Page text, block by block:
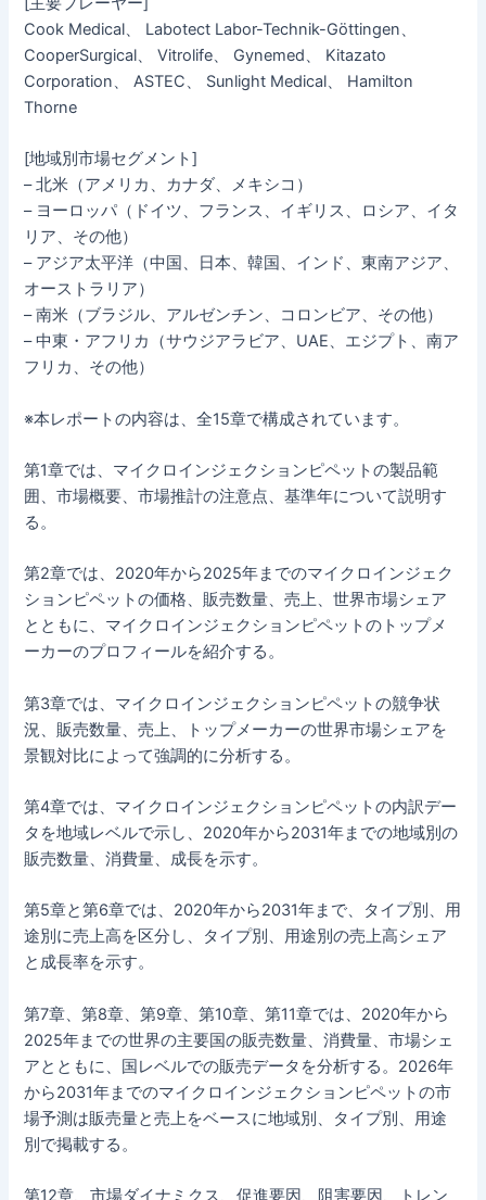
Cook Medical、 Labotect Labor-Technik-Göttingen、
CooperSurgical、 Vitrolife、 Gynemed、 Kitazato
Corporation、 ASTEC、 Sunlight Medical、 Hamilton
Thorne
[地域別市場セグメント]
– 北米（アメリカ、カナダ、メキシコ）
– ヨーロッパ（ドイツ、フランス、イギリス、ロシア、イタ
リア、その他）
– アジア太平洋（中国、日本、韓国、インド、東南アジア、
オーストラリア）
– 南米（ブラジル、アルゼンチン、コロンビア、その他）
– 中東・アフリカ（サウジアラビア、UAE、エジプト、南ア
フリカ、その他）
※本レポートの内容は、全15章で構成されています。
第1章では、マイクロインジェクションピペットの製品範
囲、市場概要、市場推計の注意点、基準年について説明す
る。
第2章では、2020年から2025年までのマイクロインジェク
ションピペットの価格、販売数量、売上、世界市場シェア
とともに、マイクロインジェクションピペットのトップメ
ーカーのプロフィールを紹介する。
第3章では、マイクロインジェクションピペットの競争状
況、販売数量、売上、トップメーカーの世界市場シェアを
景観対比によって強調的に分析する。
第4章では、マイクロインジェクションピペットの内訳デー
タを地域レベルで示し、2020年から2031年までの地域別の
販売数量、消費量、成長を示す。
第5章と第6章では、2020年から2031年まで、タイプ別、用
途別に売上高を区分し、タイプ別、用途別の売上高シェア
と成長率を示す。
第7章、第8章、第9章、第10章、第11章では、2020年から
2025年までの世界の主要国の販売数量、消費量、市場シェ
アとともに、国レベルでの販売データを分析する。2026年
から2031年までのマイクロインジェクションピペットの市
場予測は販売量と売上をベースに地域別、タイプ別、用途
別で掲載する。
第12章、市場ダイナミクス、促進要因、阻害要因、トレン